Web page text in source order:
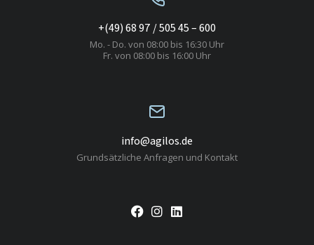
+(49) 68 97 / 505 45 – 600
Mo. - Do. von 08:00 bis 16:30 Uhr
Fr. von 08:00 bis 16:00 Uhr
info@agilos.de
Grundsätzliche Anfragen und Kontakt